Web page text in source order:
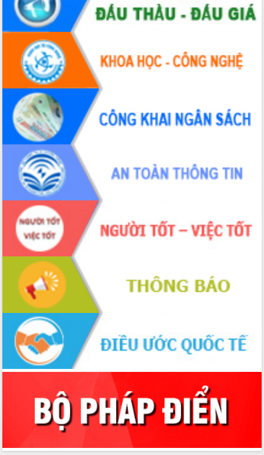
Chuyển đổi số 'mở đường' cho nông
nghiệp Đắk Lắk tăng trưởng bứt phá
Triển khai đồng bộ đo đạc, lập hồ sơ
địa chính, hoàn thiện cơ sở dữ liệu đất
Ứng dụng sinh trắc học - Bước tiến
trong hành trình chuyển đổi số tại Đắk
Đắk Lắk nâng cao hiệu quả công tác
Đảng từ Sổ tay đảng viên điện tử
Đắk Lắk đẩy mạnh nuôi biển công
nghệ, hướng tới phát triển thủy sản
bền vững
Tập huấn nâng cao năng lực triển khai
chuyển đổi số cho cán bộ, công chức
cấp xã
Đắk Lắk phát động hưởng ứng Ngày
Quyền của người tiêu dùng Việt Nam
2026
Đẩy mạnh cải cách hành chính, quyết
tâm đạt được mục tiêu tăng trưởng
hai con số trong năm 2026
Tổ chức trang trọng Lễ hội Đền thờ
Lương Văn Chánh năm 2026
Phó Bí thư Tỉnh ủy Đắk Lắk Đỗ Hữu
Huy giữ chức Bí thư Đảng ủy Ủy Ban
Nhân dân tỉnh
Bệnh án điện tử thúc đẩy chuyển đổi
số y tế tại Đắk Lắk
không gian tri thức trong thời đại số
Đánh giá, rút kinh nghiệm công tác tổ
chức diễn tập trước ngày bầu cử
Chương trình “Gặp gỡ hữu nghị –
Friendship Meeting New Year 2026”